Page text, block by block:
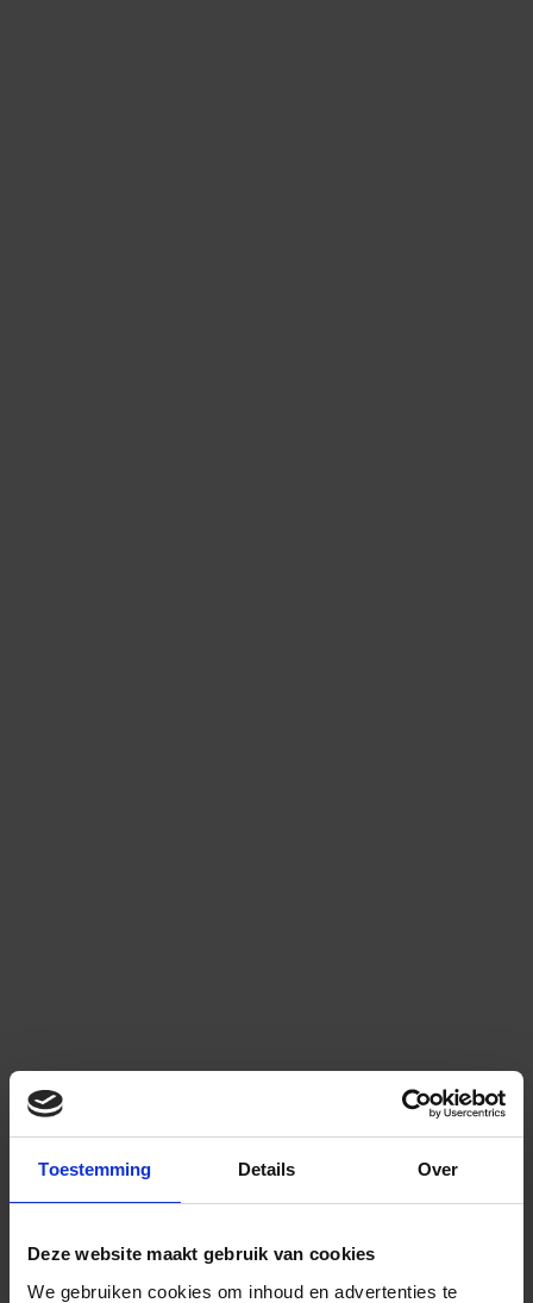
Toestemming Details Over
Deze website maakt gebruik van cookies
We gebruiken cookies om inhoud en advertenties te